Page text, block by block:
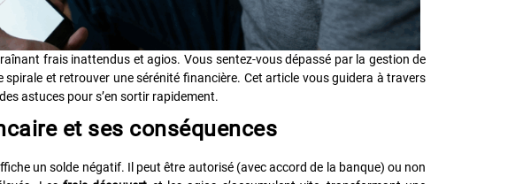
frais inattendus et agios. Vous sentez-vous dépassé par la gestion de
et retrouver une sérénité financière. Cet article vous guidera à travers
astuces pour s’en sortir rapidement.
et ses conséquences
un solde négatif. Il peut être autorisé (avec accord de la banque) ou non